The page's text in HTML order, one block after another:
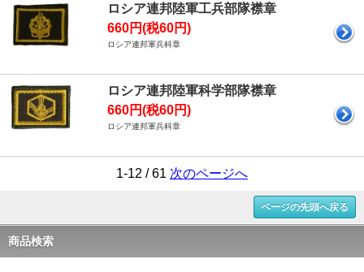
ロシア連邦陸軍工兵部隊襟章
660円(税60円)
ロシア連邦軍兵科章
ロシア連邦陸軍科学部隊襟章
660円(税60円)
ロシア連邦軍兵科章
1-12 / 61 次のページへ
ページの先頭へ戻る
商品検索